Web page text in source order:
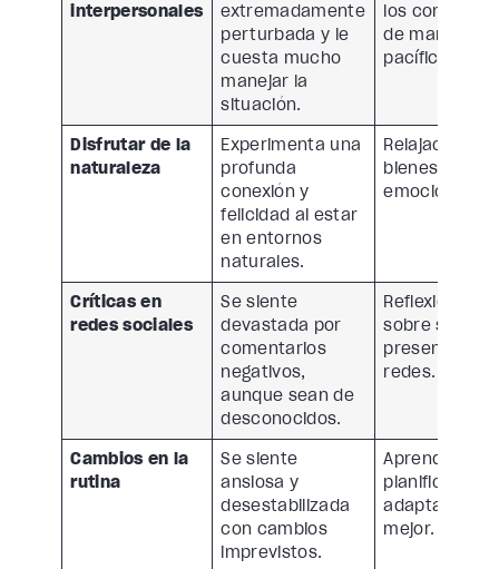
interpersonales
extremadamente
perturbada y le
cuesta mucho
manejar la
situación.
los conflictos
de manera
pacífica.
Disfrutar de la
naturaleza
Experimenta una
profunda
conexión y
felicidad al estar
en entornos
naturales.
Relajación y
bienestar
emocional.
Críticas en
redes sociales
Se siente
devastada por
comentarios
negativos,
aunque sean de
desconocidos.
Reflexiona
sobre su
presencia en
redes.
Cambios en la
rutina
Se siente
ansiosa y
desestabilizada
con cambios
imprevistos.
Aprende a
planificar y
adaptarse
mejor.